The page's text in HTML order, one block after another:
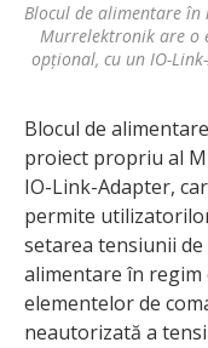
Blocul de alimentare în
Murrelektronik are o
opțional, cu un IO-
Blocul de
proiect propriu al
IO-Link-Adapter,
permite
setarea tensiunii
alimentare în regim
elementelor de
neautorizată a